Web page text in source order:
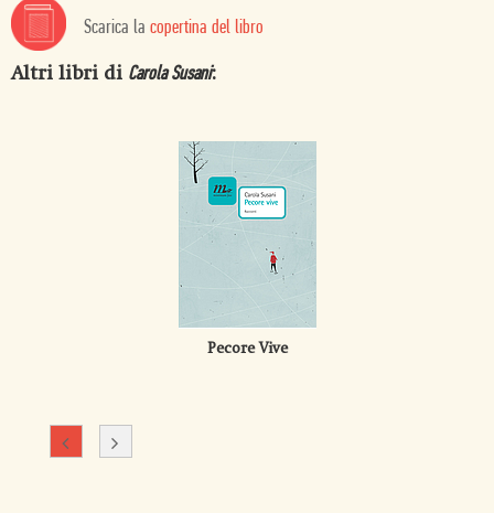
Scarica la copertina del libro
Altri libri di Carola Susani:
Pecore Vive